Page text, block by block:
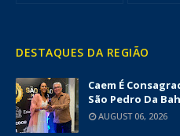
DESTAQUES DA REGIÃO
Caem É
São Pedro Da
AUGUST 06, 2026